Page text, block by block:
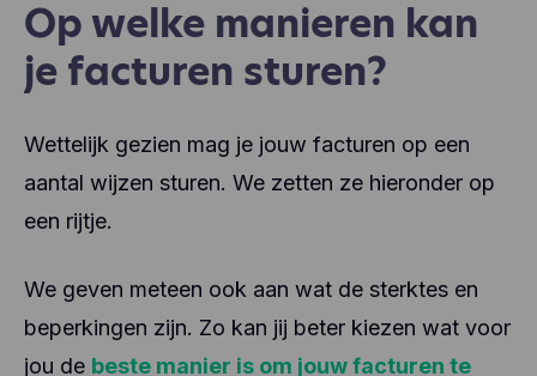
Op welke manieren kan
je facturen sturen?
Wettelijk gezien mag je jouw facturen op een
aantal wijzen sturen. We zetten ze hieronder op
een rijtje.
We geven meteen ook aan wat de sterktes en
beperkingen zijn. Zo kan jij beter kiezen wat voor
jou de beste manier is om jouw facturen te